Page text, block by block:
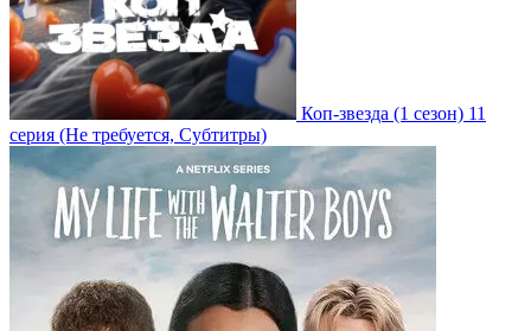
Коп-звезда (1 сезон) 11
серия (Не требуется, Субтитры)